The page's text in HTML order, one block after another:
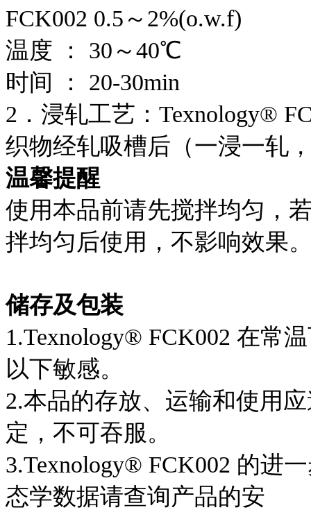
FCK002 0.5～2%(o.w.f)
温度 ： 30～40℃
时间 ： 20-30min
2．浸轧工艺：Texnology®
织物经轧吸槽后（一浸一轧
温馨提醒
使用本品前请先搅拌均匀，
拌均匀后使用，不影响效果
储存及包装
1.Texnology® FCK002 在常
以下敏感。
2.本品的存放、运输和使用
定，不可吞服。
3.Texnology® FCK002 的进
态学数据请查询产品的安